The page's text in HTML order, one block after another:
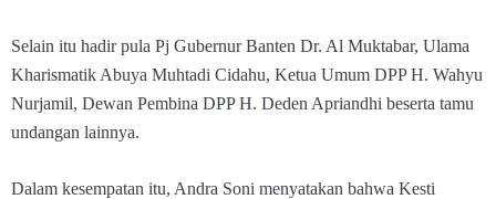
Selain itu hadir pula Pj Gubernur Banten Dr. Al Muktabar, Ulama
Kharismatik Abuya Muhtadi Cidahu, Ketua Umum DPP H. Wahyu
Nurjamil, Dewan Pembina DPP H. Deden Apriandhi beserta tamu
undangan lainnya.
Dalam kesempatan itu, Andra Soni menyatakan bahwa Kesti